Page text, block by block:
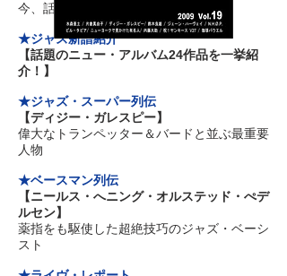
今、話題騒然のジャズ・ピアニスト
★ジャズ新譜紹介
【話題のニュー・アルバム24作品を一挙紹
介！】
★ジャズ・スーパー列伝
【ディジー・ガレスピー】
偉大なトランペッター＆バードと並ぶ最重要
人物
★ベースマン列伝
【ニールス・へニング・オルステッド・ぺデ
ルセン】
薬指をも駆使した超絶技巧のジャズ・ベーシ
スト